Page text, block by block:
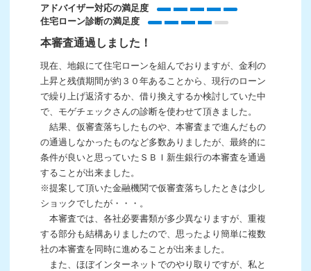
アドバイザー対応の満足度
住宅ローン診断の満足度
本審査通過しました！
現在、地銀にて住宅ローンを組んでおりますが、金利の
上昇と残債期間が約３０年あることから、現行のローン
で繰り上げ返済するか、借り換えするか検討していた中
で、モゲチェックさんの診断を使わせて頂きました。
結果、仮審査落ちしたものや、本審査まで進んだもの
の通過しなかったものなど多数ありましたが、最終的に
条件が良いと思っていたＳＢＩ新生銀行の本審査を通過
することが出来ました。
※提案して頂いた金融機関で仮審査落ちしたときは少し
ショックでしたが・・・。
本審査では、各社必要書類が多少異なりますが、重複
する部分も結構ありましたので、思ったより簡単に複数
社の本審査を同時に進めることが出来ました。
また、ほぼインターネットでのやり取りですが、私と